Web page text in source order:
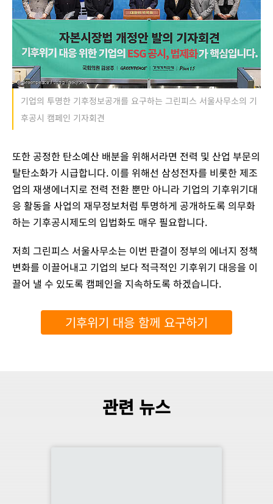
기업의 투명한 기후정보공개를 요구하는 그린피스 서울사무소의 기
후공시 캠페인 기자회견
또한 공정한 탄소예산 배분을 위해서라면 전력 및 산업 부문의
탈탄소화가 시급합니다. 이를 위해선 삼성전자를 비롯한 제조
업의 재생에너지로 전력 전환 뿐만 아니라 기업의 기후위기대
응 활동을 사업의 재무정보처럼 투명하게 공개하도록 의무화
하는 기후공시제도의 입법화도 매우 필요합니다.
저희 그린피스 서울사무소는 이번 판결이 정부의 에너지 정책
변화를 이끌어내고 기업의 보다 적극적인 기후위기 대응을 이
끌어 낼 수 있도록 캠페인을 지속하도록 하겠습니다.
기후위기 대응 함께 요구하기
관련 뉴스